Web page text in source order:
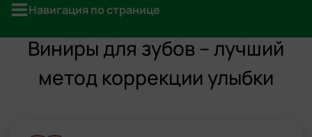
Навигация по странице
Виниры для зубов – лучший
метод коррекции улыбки